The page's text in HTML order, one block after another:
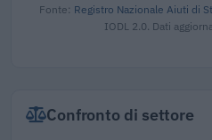
Fonte: Registro Nazionale Aiuti di
IODL 2.0. Dati
Confronto di settore